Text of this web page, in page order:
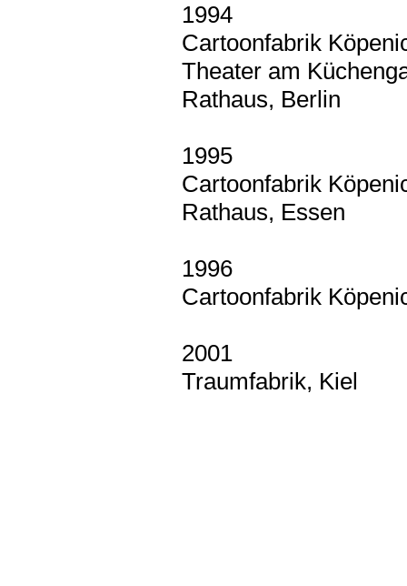
1994
Cartoonfabrik
Theater am
Rathaus, Berlin
1995
Cartoonfabrik
Rathaus, Essen
1996
Cartoonfabrik
2001
Traumfabrik, Kiel